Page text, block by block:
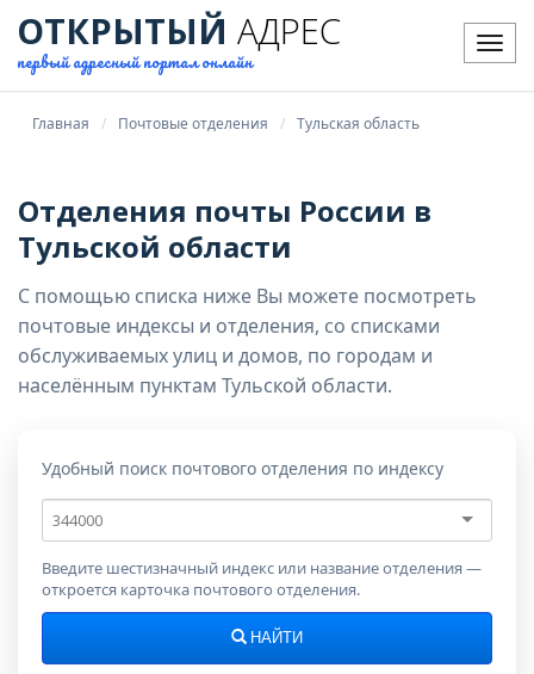
ОТКРЫТЫЙ АДРЕС
первый адресный портал онлайн
Главная Почтовые отделения Тульская область
Отделения почты России в
Тульской области
С помощью списка ниже Вы можете посмотреть
почтовые индексы и отделения, со списками
обслуживаемых улиц и домов, по городам и
населённым пунктам Тульской области.
Удобный поиск почтового отделения по индексу
Почтовый
индекс
Введите шестизначный индекс или название отделения —
откроется карточка почтового отделения.
НАЙТИ